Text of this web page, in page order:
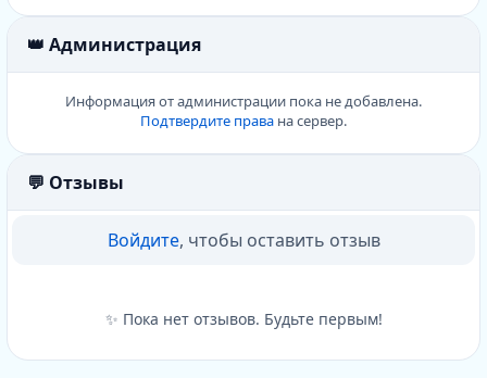
👑 Администрация
Информация от администрации пока не добавлена.
Подтвердите права на сервер.
💬 Отзывы
Войдите, чтобы оставить отзыв
✨ Пока нет отзывов. Будьте первым!